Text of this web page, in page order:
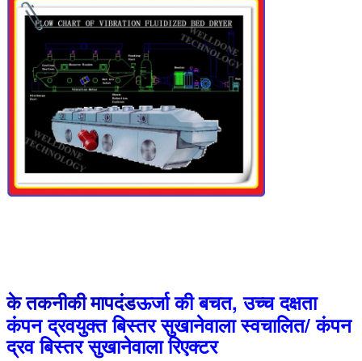
के तकनीकी मापदंडऊर्जा की बचत, उच्च दक्षता
कंपन द्रवयुक्त बिस्तर सुखानेवाला स्वचालित/ कंपन
द्रव बिस्तर सुखानेवाला रिएक्टर